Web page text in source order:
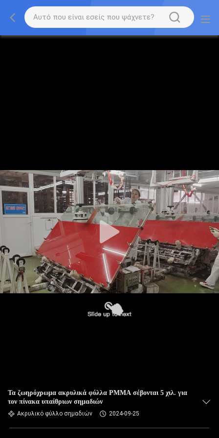
Τα ζωηρόχρωμα ακρυλικά φύλλα PMMA σέβονται 5 χιλ. για
τον πίνακα υπαίθριων σημαδιών
Ακρυλικό φύλλο σημαδιών 2024-09-25